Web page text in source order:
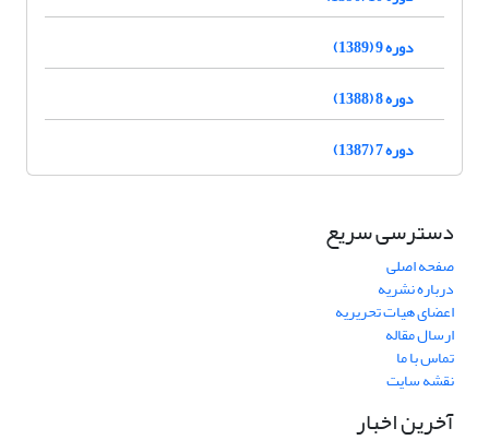
دوره 9 (1389)
دوره 8 (1388)
دوره 7 (1387)
دسترسی سریع
صفحه اصلی
درباره نشریه
اعضای هیات تحریریه
ارسال مقاله
تماس با ما
نقشه سایت
آخرین اخبار